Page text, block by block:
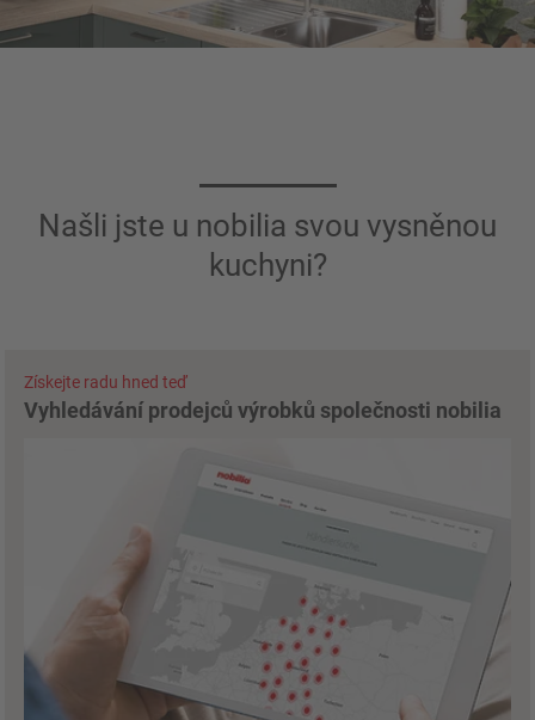
Našli jste u nobilia svou vysněnou
kuchyni?
Získejte radu hned teď
Vyhledávání prodejců výrobků společnosti nobilia